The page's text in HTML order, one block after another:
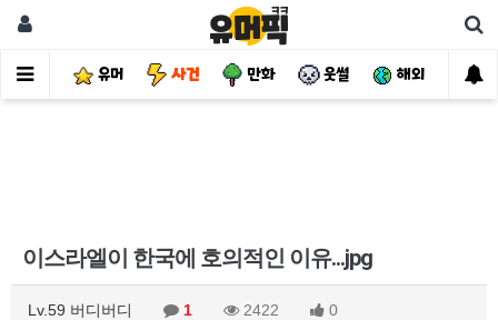
유머 사건 만화 웃썰 해외 핫
이스라엘이 한국에 호의적인 이유...jpg
Lv.59 버디버디 1 2422 0